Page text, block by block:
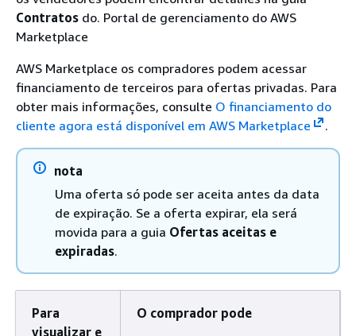
Contratos do. Portal de gerenciamento do AWS
Marketplace
AWS Marketplace os compradores podem acessar
financiamento de terceiros para ofertas privadas. Para
obter mais informações, consulte O financiamento do
cliente agora está disponível em AWS Marketplace
.
nota
Uma oferta só pode ser aceita antes da data
de expiração. Se a oferta expirar, ela será
movida para a guia Ofertas aceitas e
expiradas.
Para
visualizar e
O comprador pode